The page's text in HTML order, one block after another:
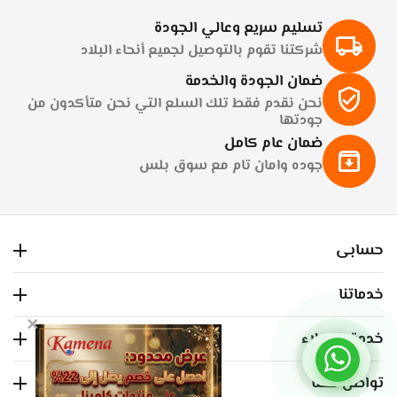
+ −
+ −
تسليم سريع وعالي الجودة
شركتنا تقوم بالتوصيل لجميع أنحاء البلاد
ضمان الجودة والخدمة
نحن نقدم فقط تلك السلع التي نحن متأكدون من
جودتها
ضمان عام كامل
جوده وامان تام مع سوق بلس
حسابى
خدماتنا
خدمة العملاء
تواصل معنا
×